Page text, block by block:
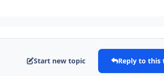
Start new topic Reply to this